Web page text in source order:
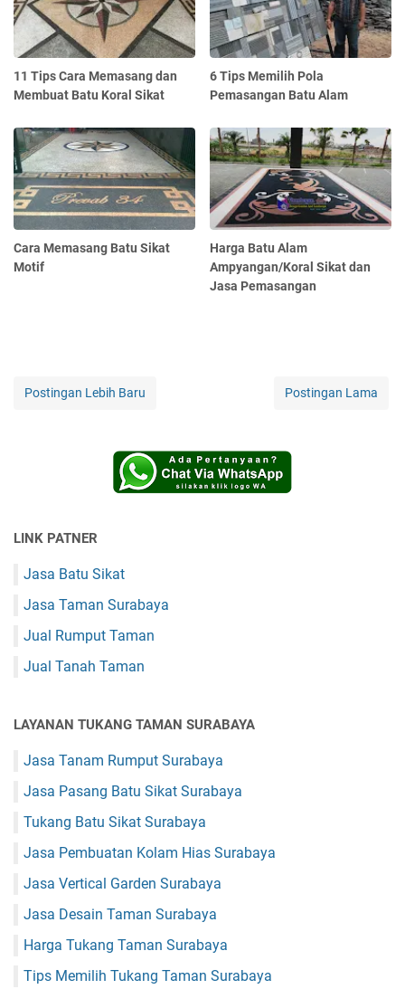
11 Tips Cara Memasang dan
Membuat Batu Koral Sikat
6 Tips Memilih Pola
Pemasangan Batu Alam
Cara Memasang Batu Sikat
Motif
Harga Batu Alam
Ampyangan/Koral Sikat dan
Jasa Pemasangan
Postingan Lebih Baru Postingan Lama
LINK PATNER
Jasa Batu Sikat
Jasa Taman Surabaya
Jual Rumput Taman
Jual Tanah Taman
LAYANAN TUKANG TAMAN SURABAYA
Jasa Tanam Rumput Surabaya
Jasa Pasang Batu Sikat Surabaya
Tukang Batu Sikat Surabaya
Jasa Pembuatan Kolam Hias Surabaya
Jasa Vertical Garden Surabaya
Jasa Desain Taman Surabaya
Harga Tukang Taman Surabaya
Tips Memilih Tukang Taman Surabaya